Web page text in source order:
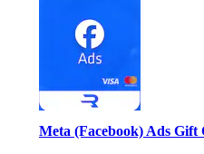
Meta (Facebook) Ads Gift